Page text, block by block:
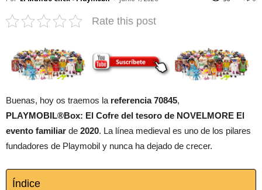
Rate this post
Buenas, hoy os traemos la referencia 70845,
PLAYMOBIL®Box: El Cofre del tesoro de NOVELMORE El
evento familiar de 2020. La línea medieval es uno de los pilares
fundadores de Playmobil y nunca ha dejado de crecer.
Índice